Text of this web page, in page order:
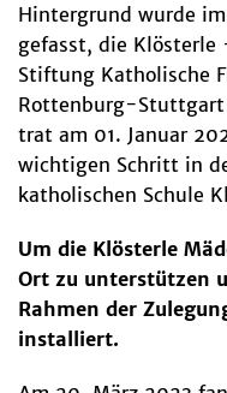
Hintergrund wurde
gefasst, die
Stiftung Katholische
Rottenburg-Stuttgart
trat am 01. Januar
wichtigen Schritt in
katholischen Schule
Um die Klösterle
Ort zu unterstützen
Rahmen der
installiert.